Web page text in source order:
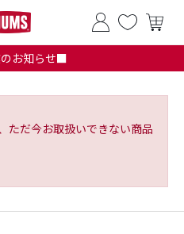
お知らせ■
ただ今お取扱いできない商品